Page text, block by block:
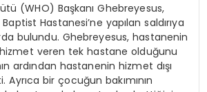
(WHO) Başkanı Ghebreyesus,
Hastanesi’ne yapılan saldırıya
bulundu. Ghebreyesus, hastanenin
veren tek hastane olduğunu
ardından hastanenin hizmet dışı
Ayrıca bir çocuğun bakımının